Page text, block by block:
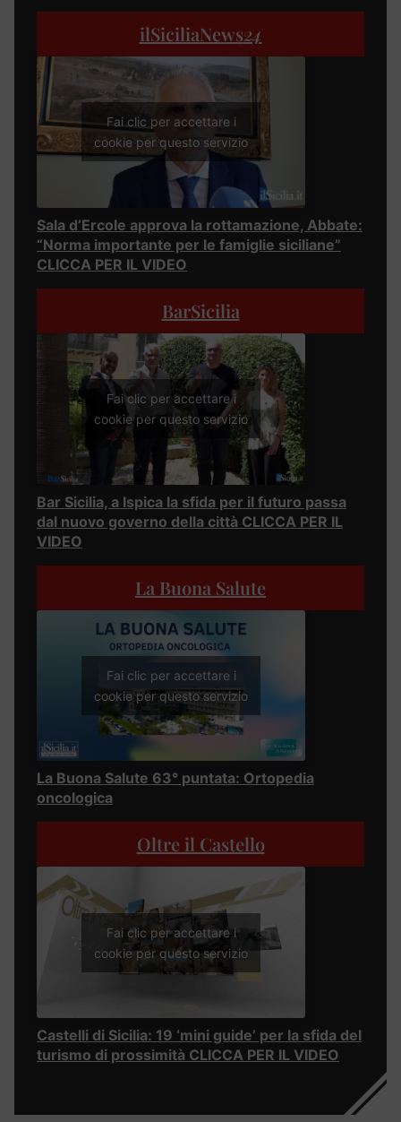
ilSiciliaNews24
Fai clic per accettare i
cookie per questo servizio
Sala d’Ercole approva la rottamazione, Abbate:
“Norma importante per le famiglie siciliane”
CLICCA PER IL VIDEO
BarSicilia
Fai clic per accettare i
cookie per questo servizio
Bar Sicilia, a Ispica la sfida per il futuro passa
dal nuovo governo della città CLICCA PER IL
VIDEO
La Buona Salute
Fai clic per accettare i
cookie per questo servizio
La Buona Salute 63° puntata: Ortopedia
oncologica
Oltre il Castello
Fai clic per accettare i
cookie per questo servizio
Castelli di Sicilia: 19 ‘mini guide’ per la sfida del
turismo di prossimità CLICCA PER IL VIDEO